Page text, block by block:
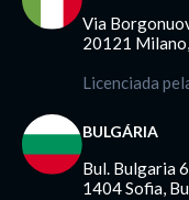
Via
20121
Licenciada
BULGÁRIA
Bul. Bulgaria
1404 Sofia,